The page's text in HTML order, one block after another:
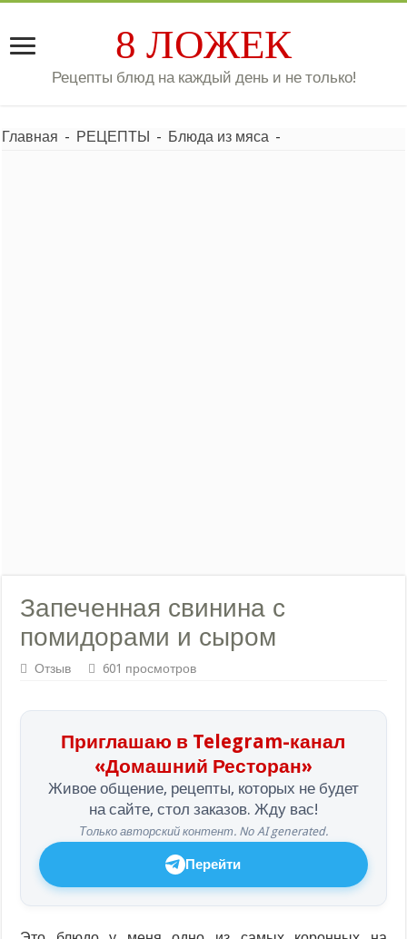
8 ЛОЖЕК
Рецепты блюд на каждый день и не только!
Главная - РЕЦЕПТЫ - Блюда из мяса -
Запеченная свинина с
помидорами и сыром
Отзыв 601 просмотров
Приглашаю в Telegram-канал
«Домашний Ресторан»
Живое общение, рецепты, которых не будет
на сайте, стол заказов. Жду вас!
Только авторский контент. No AI generated.
Перейти